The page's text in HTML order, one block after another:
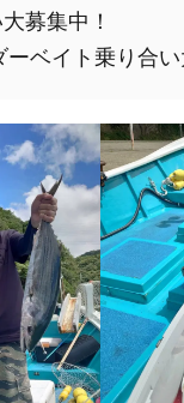
募集中！
ベイト乗り合い